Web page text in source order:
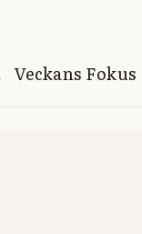
Veckans Fokus